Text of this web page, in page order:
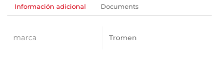
Información adicional Documents
marca Tromen